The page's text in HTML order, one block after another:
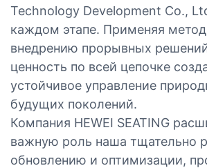
Technology Development Co.,
каждом этапе. Применяя
внедрению прорывных
ценность по всей цепочке
устойчивое управление
будущих поколений.
Компания HEWEI SEATING
важную роль наша тщательно
обновлению и оптимизации,